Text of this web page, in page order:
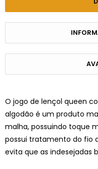
O jogo de lençol queen
algodão é um produto
malha, possuindo toque
possui tratamento do fio
evita que as indesejadas